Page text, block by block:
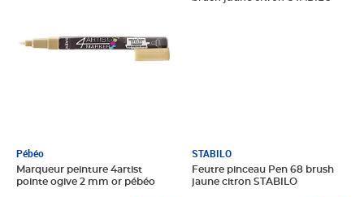
Pébéo
Marqueur peinture 4artist
pointe ogive 2 mm or pébéo
STABILO
Feutre pinceau Pen 68 brush
jaune citron STABILO